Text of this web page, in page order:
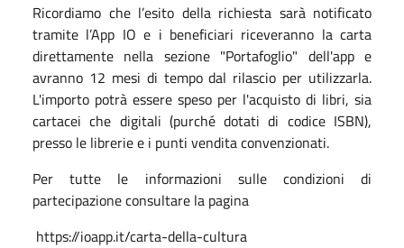
Ricordiamo che l’esito della richiesta sarà notificato
tramite l’App IO e i beneficiari riceveranno la carta
direttamente nella sezione "Portafoglio" dell'app e
avranno 12 mesi di tempo dal rilascio per utilizzarla.
L'importo potrà essere speso per l'acquisto di libri, sia
cartacei che digitali (purché dotati di codice ISBN),
presso le librerie e i punti vendita convenzionati.
Per tutte le informazioni sulle condizioni di
partecipazione consultare la pagina
https://ioapp.it/carta-della-cultura